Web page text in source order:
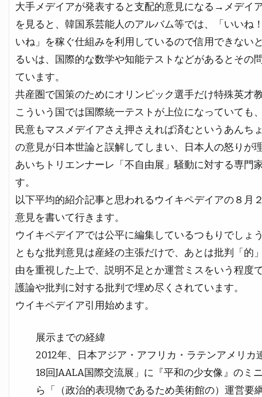
大手メデイアが発表すると支配的意見になる→メデイ
を見ると、韓国系芸能人のアルバム等では、「いいね
いね」を稼ぐ仕組みを利用しているので信用できない
るいは、国際的な数学や知能テストなどがあるとその
ています。
共産圏で国策のためにオリンピック選手だけ特殊英才
こういう国では国際統一テストが上位になっていても
民意もマスメデイアさえ押さえれば済むというあんち
の意見が日本世論と誤解してしまい、日本人の怒りが
あいちトリエンナーレ「不自由展」騒動に対する専門
す。
以下平均的紹介記事と思われるウイキペデイアの８月
意見を書いて行きます。
ウイキペデイアでは公平に編集しているつもりでしょ
ともな批判意見は産経の主張だけで、あとは批判「的
由を重視した上で、説明不足とか運営ミスをいう程度
護論や批判に対する批判で埋め尽くされています。
ウイキペデイア引用始めます。
展示までの経緯
2012年、日本アジア・アフリカ・ラテンアメリ
18回JAALA国際交流展」に『平和の少女像』のミ
ら「（政治的表現物であるため美術館の）運営要